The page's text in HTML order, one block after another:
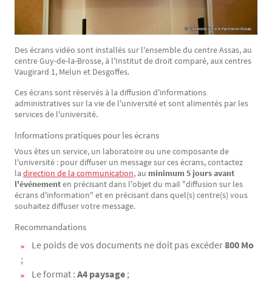
Des écrans vidéo sont installés sur l'ensemble du centre Assas, au
centre Guy-de-la-Brosse, à l'Institut de droit comparé, aux centres
Vaugirard 1, Melun et Desgoffes.
Ces écrans sont réservés à la diffusion d'informations
administratives sur la vie de l'université et sont alimentés par les
services de l'université.
Informations pratiques pour les écrans
Vous êtes un service, un laboratoire ou une composante de
l'université : pour diffuser un message sur ces écrans, contactez
la direction de la communication, au minimum 5 jours avant
l'événementen précisant dans l'objet du mail "diffusion sur les
écrans d'information" et en précisant dans quel(s) centre(s) vous
souhaitez diffuser votre message.
Recommandations
Le poids de vos documents ne doit pas excéder800 Mo
;
Le format : A4 paysage ;